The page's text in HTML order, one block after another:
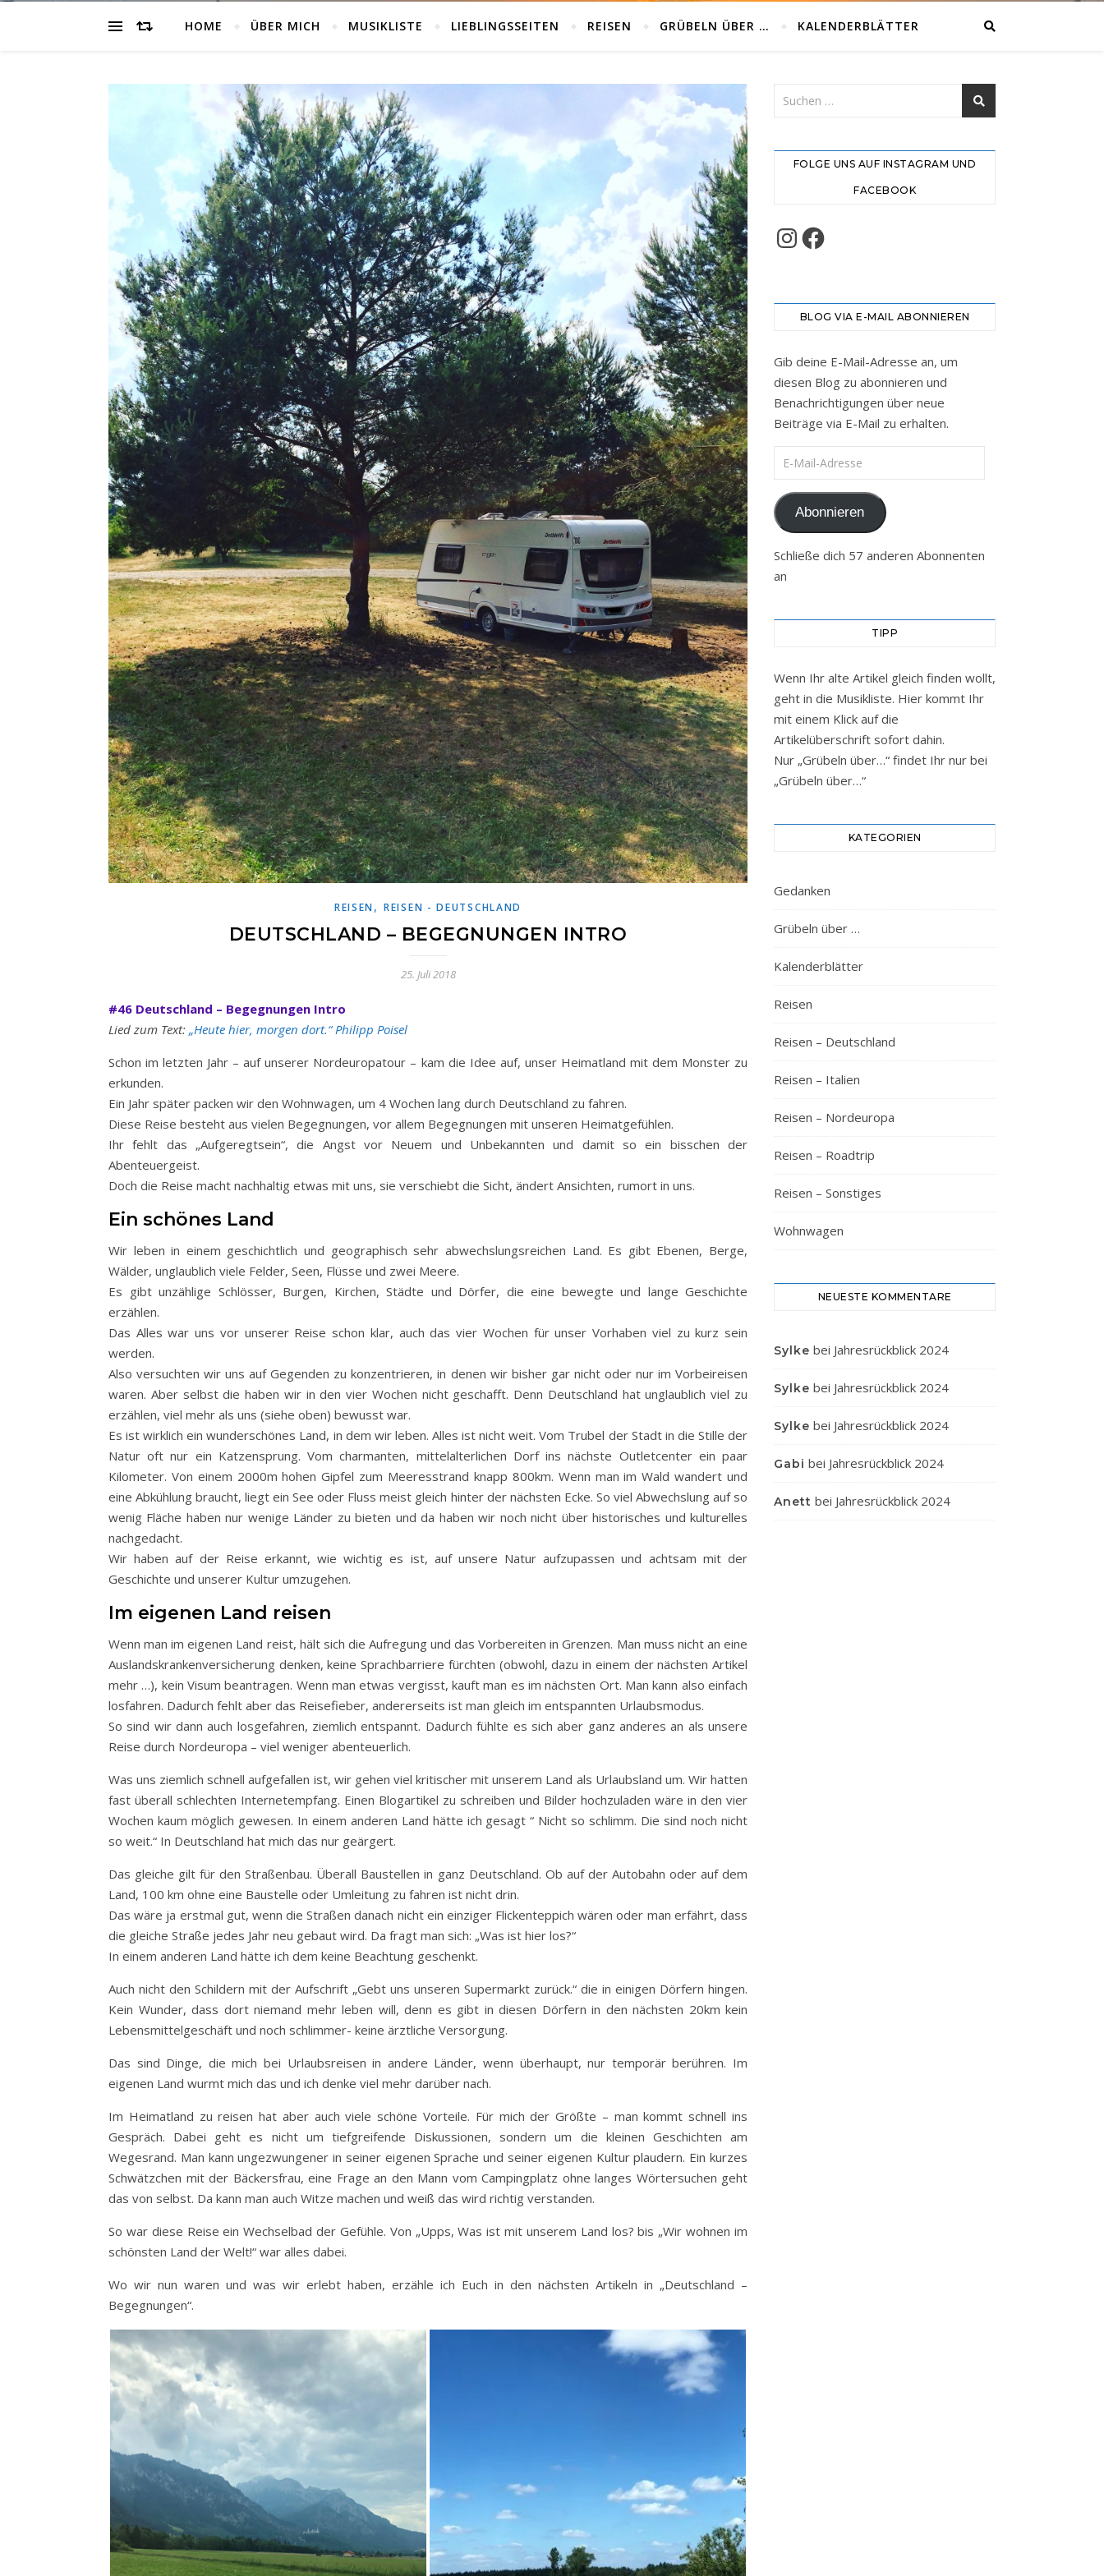
HOME ÜBER MICH MUSIKLISTE LIEBLINGSSEITEN REISEN GRÜBELN ÜBER … KALENDERBLÄTTER
REISEN,REISEN - DEUTSCHLAND
DEUTSCHLAND – BEGEGNUNGEN INTRO
25. Juli 2018
#46 Deutschland – Begegnungen Intro
Lied zum Text: „Heute hier, morgen dort.“ Philipp Poisel
Schon im letzten Jahr – auf unserer Nordeuropatour – kam die Idee auf, unser Heimatland mit dem Monster zu
erkunden.
Ein Jahr später packen wir den Wohnwagen, um 4 Wochen lang durch Deutschland zu fahren.
Diese Reise besteht aus vielen Begegnungen, vor allem Begegnungen mit unseren Heimatgefühlen.
Ihr fehlt das „Aufgeregtsein“, die Angst vor Neuem und Unbekannten und damit so ein bisschen der
Abenteuergeist.
Doch die Reise macht nachhaltig etwas mit uns, sie verschiebt die Sicht, ändert Ansichten, rumort in uns.
Ein schönes Land
Wir leben in einem geschichtlich und geographisch sehr abwechslungsreichen Land. Es gibt Ebenen, Berge,
Wälder, unglaublich viele Felder, Seen, Flüsse und zwei Meere.
Es gibt unzählige Schlösser, Burgen, Kirchen, Städte und Dörfer, die eine bewegte und lange Geschichte
erzählen.
Das Alles war uns vor unserer Reise schon klar, auch das vier Wochen für unser Vorhaben viel zu kurz sein
werden.
Also versuchten wir uns auf Gegenden zu konzentrieren, in denen wir bisher gar nicht oder nur im Vorbeireisen
waren. Aber selbst die haben wir in den vier Wochen nicht geschafft. Denn Deutschland hat unglaublich viel zu
erzählen, viel mehr als uns (siehe oben) bewusst war.
Es ist wirklich ein wunderschönes Land, in dem wir leben. Alles ist nicht weit. Vom Trubel der Stadt in die Stille der
Natur oft nur ein Katzensprung. Vom charmanten, mittelalterlichen Dorf ins nächste Outletcenter ein paar
Kilometer. Von einem 2000m hohen Gipfel zum Meeresstrand knapp 800km. Wenn man im Wald wandert und
eine Abkühlung braucht, liegt ein See oder Fluss meist gleich hinter der nächsten Ecke. So viel Abwechslung auf so
wenig Fläche haben nur wenige Länder zu bieten und da haben wir noch nicht über historisches und kulturelles
nachgedacht.
Wir haben auf der Reise erkannt, wie wichtig es ist, auf unsere Natur aufzupassen und achtsam mit der
Geschichte und unserer Kultur umzugehen.
Im eigenen Land reisen
Wenn man im eigenen Land reist, hält sich die Aufregung und das Vorbereiten in Grenzen. Man muss nicht an eine
Auslandskrankenversicherung denken, keine Sprachbarriere fürchten (obwohl, dazu in einem der nächsten Artikel
mehr …), kein Visum beantragen. Wenn man etwas vergisst, kauft man es im nächsten Ort. Man kann also einfach
losfahren. Dadurch fehlt aber das Reisefieber, andererseits ist man gleich im entspannten Urlaubsmodus.
So sind wir dann auch losgefahren, ziemlich entspannt. Dadurch fühlte es sich aber ganz anderes an als unsere
Reise durch Nordeuropa – viel weniger abenteuerlich.
Was uns ziemlich schnell aufgefallen ist, wir gehen viel kritischer mit unserem Land als Urlaubsland um. Wir hatten
fast überall schlechten Internetempfang. Einen Blogartikel zu schreiben und Bilder hochzuladen wäre in den vier
Wochen kaum möglich gewesen. In einem anderen Land hätte ich gesagt “ Nicht so schlimm. Die sind noch nicht
so weit.“ In Deutschland hat mich das nur geärgert.
Das gleiche gilt für den Straßenbau. Überall Baustellen in ganz Deutschland. Ob auf der Autobahn oder auf dem
Land, 100 km ohne eine Baustelle oder Umleitung zu fahren ist nicht drin.
Das wäre ja erstmal gut, wenn die Straßen danach nicht ein einziger Flickenteppich wären oder man erfährt, dass
die gleiche Straße jedes Jahr neu gebaut wird. Da fragt man sich: „Was ist hier los?“
In einem anderen Land hätte ich dem keine Beachtung geschenkt.
Auch nicht den Schildern mit der Aufschrift „Gebt uns unseren Supermarkt zurück.“ die in einigen Dörfern hingen.
Kein Wunder, dass dort niemand mehr leben will, denn es gibt in diesen Dörfern in den nächsten 20km kein
Lebensmittelgeschäft und noch schlimmer- keine ärztliche Versorgung.
Das sind Dinge, die mich bei Urlaubsreisen in andere Länder, wenn überhaupt, nur temporär berühren. Im
eigenen Land wurmt mich das und ich denke viel mehr darüber nach.
Im Heimatland zu reisen hat aber auch viele schöne Vorteile. Für mich der Größte – man kommt schnell ins
Gespräch. Dabei geht es nicht um tiefgreifende Diskussionen, sondern um die kleinen Geschichten am
Wegesrand. Man kann ungezwungener in seiner eigenen Sprache und seiner eigenen Kultur plaudern. Ein kurzes
Schwätzchen mit der Bäckersfrau, eine Frage an den Mann vom Campingplatz ohne langes Wörtersuchen geht
das von selbst. Da kann man auch Witze machen und weiß das wird richtig verstanden.
So war diese Reise ein Wechselbad der Gefühle. Von „Upps, Was ist mit unserem Land los? bis „Wir wohnen im
schönsten Land der Welt!“ war alles dabei.
Wo wir nun waren und was wir erlebt haben, erzähle ich Euch in den nächsten Artikeln in „Deutschland –
Begegnungen“.
FOLGE UNS AUF INSTAGRAM UND
FACEBOOK
Instagram
Facebook
BLOG VIA E-MAIL ABONNIEREN
Gib deine E-Mail-Adresse an, um
diesen Blog zu abonnieren und
Benachrichtigungen über neue
Beiträge via E-Mail zu erhalten.
E-Mail-Adresse
Abonnieren
Schließe dich 57 anderen Abonnenten
an
TIPP
Wenn Ihr alte Artikel gleich finden wollt,
geht in die Musikliste. Hier kommt Ihr
mit einem Klick auf die
Artikelüberschrift sofort dahin.
Nur „Grübeln über…“ findet Ihr nur bei
„Grübeln über…“
KATEGORIEN
Gedanken
Grübeln über …
Kalenderblätter
Reisen
Reisen – Deutschland
Reisen – Italien
Reisen – Nordeuropa
Reisen – Roadtrip
Reisen – Sonstiges
Wohnwagen
NEUESTE KOMMENTARE
Sylke bei Jahresrückblick 2024
Sylke bei Jahresrückblick 2024
Sylke bei Jahresrückblick 2024
Gabi bei Jahresrückblick 2024
Anett bei Jahresrückblick 2024